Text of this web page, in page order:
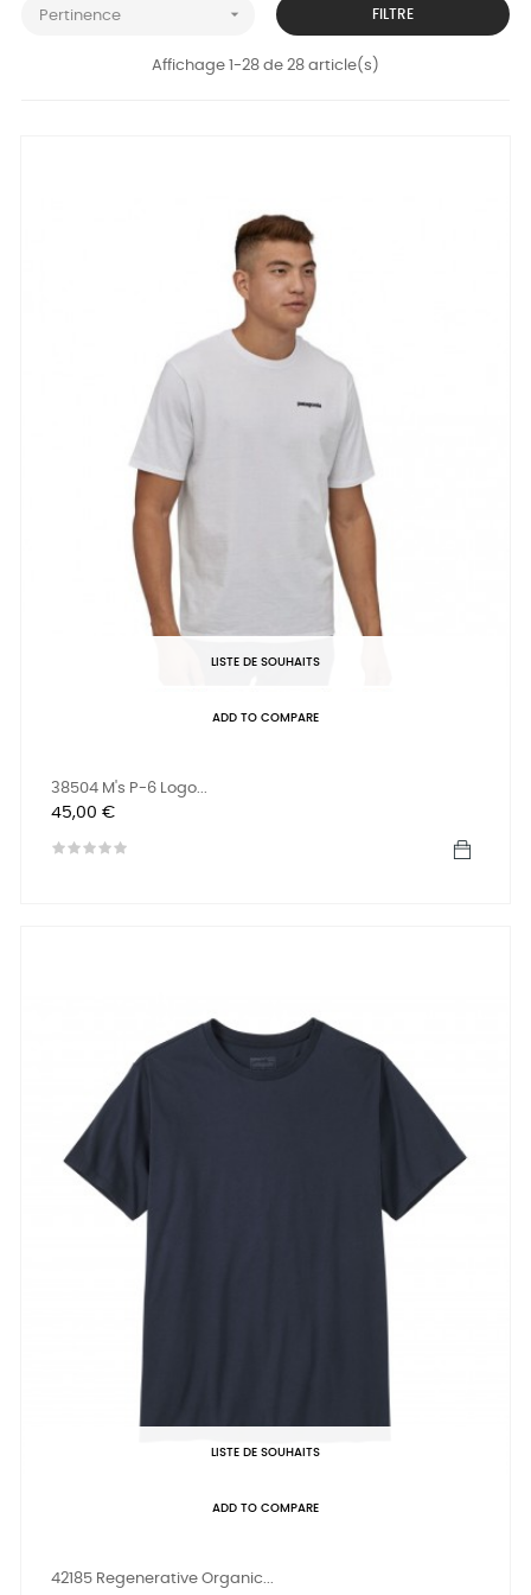
Pertinence  FILTRE
Affichage 1-28 de 28 article(s)
LISTE DE SOUHAITS
ADD TO COMPARE
38504 M's P-6 Logo...
Prix
45,00 €
LISTE DE SOUHAITS
ADD TO COMPARE
42185 Regenerative Organic...